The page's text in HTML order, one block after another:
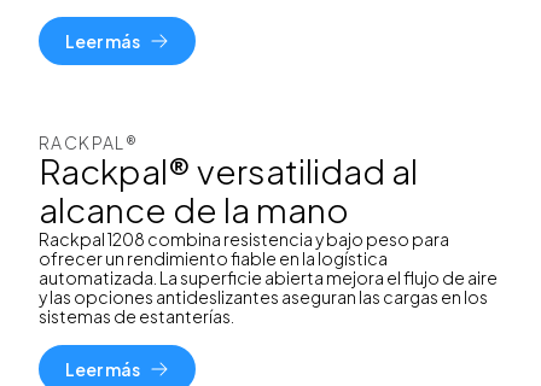
Leer más
RACKPAL®
Rackpal® versatilidad al
alcance de la mano
Rackpal 1208 combina resistencia y bajo peso para
ofrecer un rendimiento fiable en la logística
automatizada. La superficie abierta mejora el flujo de aire
y las opciones antideslizantes aseguran las cargas en los
sistemas de estanterías.
Leer más